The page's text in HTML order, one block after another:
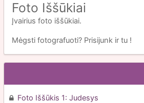
Foto Iššūkiai
Įvairius foto iššūkiai.
Mėgsti fotografuoti? Prisijunk ir tu !
Foto Iššūkis 1: Judesys